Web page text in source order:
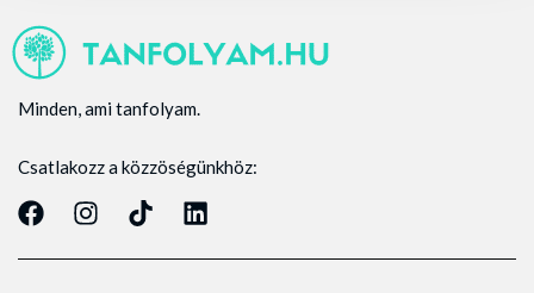
Minden, ami tanfolyam.
Csatlakozz a közzöségünkhöz: